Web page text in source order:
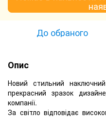
До обраного
Опис
Новий стильний
прекрасний зразок
компанії.
За світло відповідає